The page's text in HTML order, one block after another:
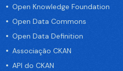
Open Knowledge Foundation
Open Data Commons
Open Data Definition
Associação CKAN
API do CKAN